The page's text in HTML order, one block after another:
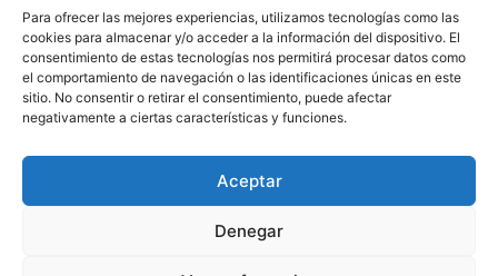
Para ofrecer las mejores experiencias, utilizamos tecnologías como las
cookies para almacenar y/o acceder a la información del dispositivo. El
consentimiento de estas tecnologías nos permitirá procesar datos como
el comportamiento de navegación o las identificaciones únicas en este
sitio. No consentir o retirar el consentimiento, puede afectar
negativamente a ciertas características y funciones.
Aceptar
Denegar
trabajo, camisetas
personalizadas,
además de regalos
corporativos para tu
empresa.